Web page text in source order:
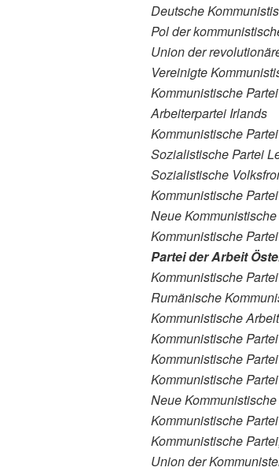
Deutsche
Pol der
Union der
Vereinigte
Kommunistische
Arbeiterpartei Irlands
Kommunistische
Sozialistische Partei
Sozialistische
Kommunistische
Neue
Kommunistische
Partei der Arbeit
Kommunistische
Rumänische
Kommunistische
Kommunistische
Kommunistische
Kommunistische
Neue
Kommunistische
Kommunistische
Union der